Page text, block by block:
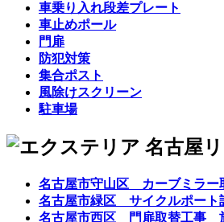
車乗り入れ段差プレート
車止めポール
門扉
防犯対策
集合ポスト
風除けスクリーン
駐車場
名古屋市守山区 カーブミラ
名古屋市緑区 サイクルポー
名古屋市西区 門扉取替工事